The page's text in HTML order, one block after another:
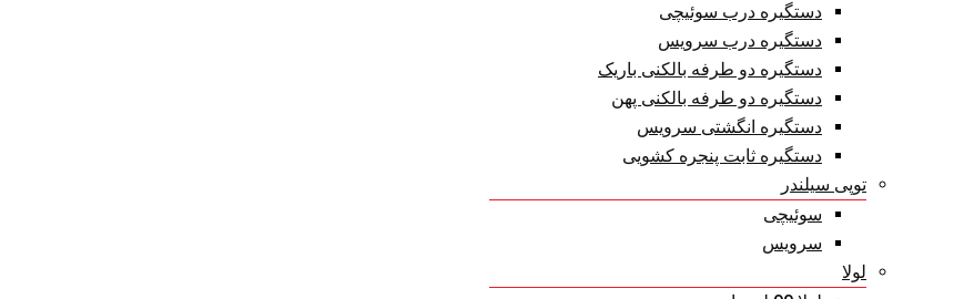
دستگیره درب سوئیچی
دستگیره درب سرویس
دستگیره دو طرفه بالکنی باریک
دستگیره دو طرفه بالکنی پهن
دستگیره انگشتی سرویس
دستگیره ثابت پنجره کشویی
توپی سیلندر
سوئیچی
سرویس
لولا